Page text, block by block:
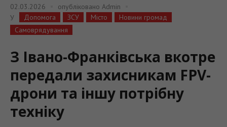
02.03.2026 опубліковано Admin
У
Допомога ЗСУ Місто
Новини громад
Самоврядування
З Івано-Франківська вкотре
передали захисникам FPV-
дрони та іншу потрібну
техніку